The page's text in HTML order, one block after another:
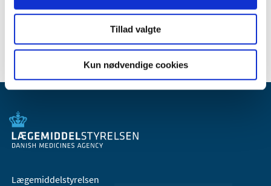
Tillad valgte
Kun nødvendige cookies
2017 (36)
Lægemiddelstyrelsen